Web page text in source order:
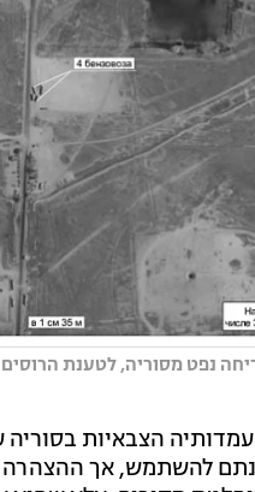
נפט מסוריה, לטענת
הצבאיות בסוריה
להשתמש, אך